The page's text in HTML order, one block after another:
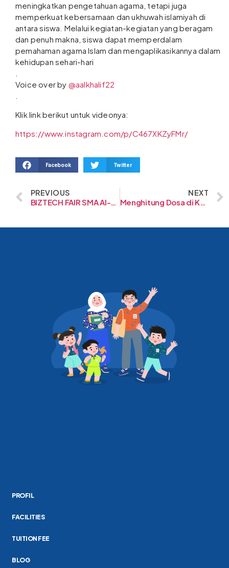
meningkatkan pengetahuan agama, tetapi juga
memperkuat kebersamaan dan ukhuwah islamiyah di
antara siswa. Melalui kegiatan-kegiatan yang beragam
dan penuh makna, siswa dapat memperdalam
pemahaman agama Islam dan mengaplikasikannya dalam
kehidupan sehari-hari
Voice over by @aalkhalif22
Klik link berikut untuk videonya:
https://www.instagram.com/p/C467XKZyFMr/
Facebook Twitter
PREVIOUS
BIZTECH FAIR SMA Al-Fath
NEXT
Menghitung Dosa di Kala Wukuf
PROFIL
FACILITIES
TUITION FEE
BLOG